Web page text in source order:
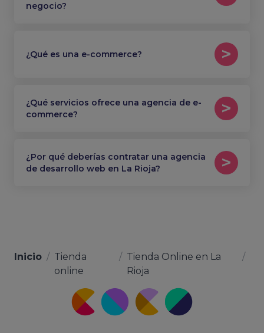
negocio?
¿Qué es una e-commerce?
¿Qué servicios ofrece una agencia de e-
commerce?
¿Por qué deberías contratar una agencia
de desarrollo web en La Rioja?
Inicio / Tienda
online
/ Tienda Online en La
Rioja
/